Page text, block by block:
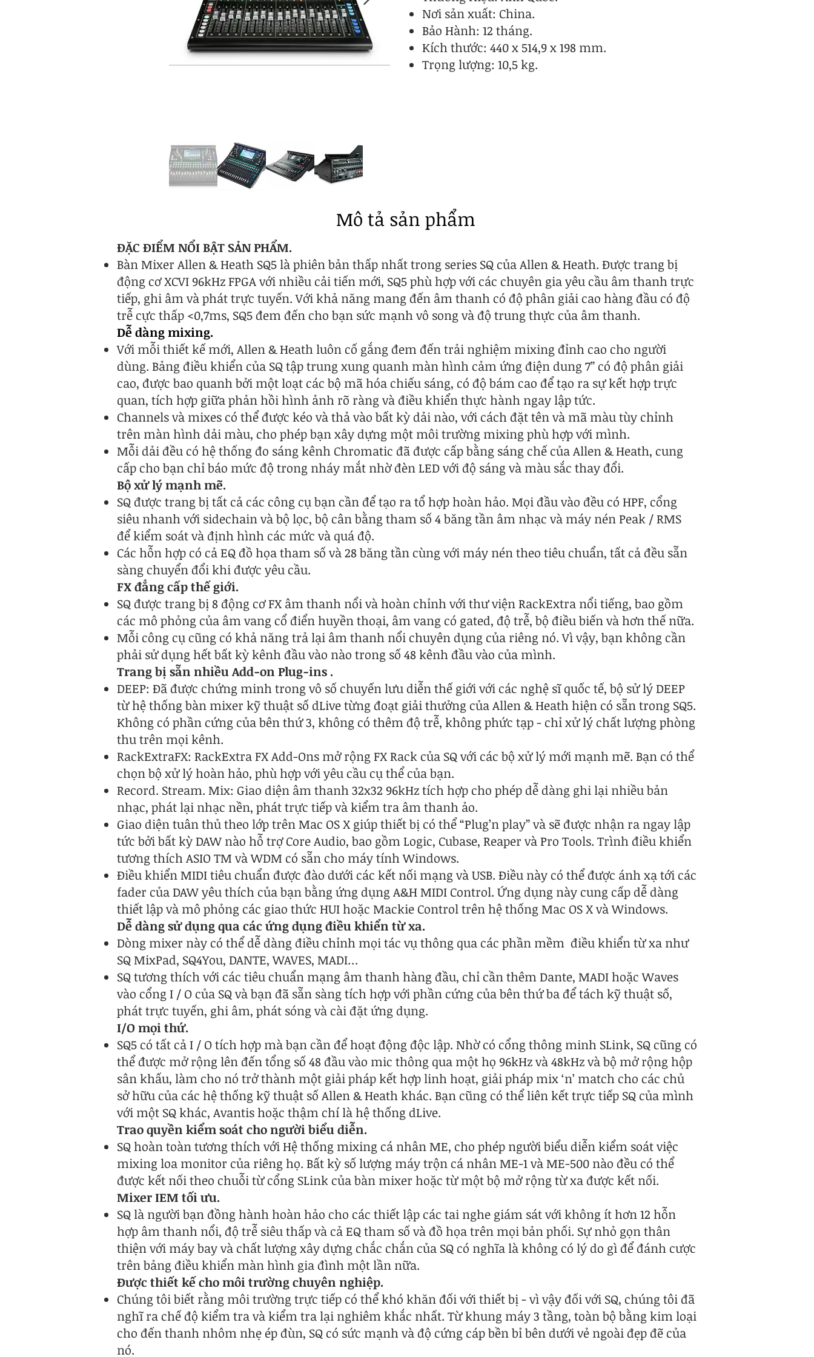
Nơi sản xuất: China.
Bảo Hành: 12 tháng.
Kích thước: 440 x 514,9 x 198 mm.
Trọng lượng: 10,5 kg.
Mô tả sản phẩm
ĐẶC ĐIỂM NỔI BẬT SẢN PHẨM.
Bàn Mixer Allen & Heath SQ5 là phiên bản thấp nhất trong series SQ của Allen & Heath. Được trang bị
động cơ XCVI 96kHz FPGA với nhiều cải tiến mới, SQ5 phù hợp với các chuyên gia yêu cầu âm thanh trực
tiếp, ghi âm và phát trực tuyến. Với khả năng mang đến âm thanh có độ phân giải cao hàng đầu có độ
trễ cực thấp <0,7ms, SQ5 đem đến cho bạn sức mạnh vô song và độ trung thực của âm thanh.
Dễ dàng mixing.
Với mỗi thiết kế mới, Allen & Heath luôn cố gắng đem đến trải nghiệm mixing đỉnh cao cho người
dùng. Bảng điều khiển của SQ tập trung xung quanh màn hình cảm ứng điện dung 7” có độ phân giải
cao, được bao quanh bởi một loạt các bộ mã hóa chiếu sáng, có độ bám cao để tạo ra sự kết hợp trực
quan, tích hợp giữa phản hồi hình ảnh rõ ràng và điều khiển thực hành ngay lập tức.
Channels và mixes có thể được kéo và thả vào bất kỳ dải nào, với cách đặt tên và mã màu tùy chỉnh
trên màn hình dải màu, cho phép bạn xây dựng một môi trường mixing phù hợp với mình.
Mỗi dải đều có hệ thống đo sáng kênh Chromatic đã được cấp bằng sáng chế của Allen & Heath, cung
cấp cho bạn chỉ báo mức độ trong nháy mắt nhờ đèn LED với độ sáng và màu sắc thay đổi.
Bộ xử lý mạnh mẽ.
SQ được trang bị tất cả các công cụ bạn cần để tạo ra tổ hợp hoàn hảo. Mọi đầu vào đều có HPF, cổng
siêu nhanh với sidechain và bộ lọc, bộ cân bằng tham số 4 băng tần âm nhạc và máy nén Peak / RMS
để kiểm soát và định hình các mức và quá độ.
Các hỗn hợp có cả EQ đồ họa tham số và 28 băng tần cùng với máy nén theo tiêu chuẩn, tất cả đều sẵn
sàng chuyển đổi khi được yêu cầu.
FX đẳng cấp thế giới.
SQ được trang bị 8 động cơ FX âm thanh nổi và hoàn chỉnh với thư viện RackExtra nổi tiếng, bao gồm
các mô phỏng của âm vang cổ điển huyền thoại, âm vang có gated, độ trễ, bộ điều biến và hơn thế nữa.
Mỗi công cụ cũng có khả năng trả lại âm thanh nổi chuyên dụng của riêng nó. Vì vậy, bạn không cần
phải sử dụng hết bất kỳ kênh đầu vào nào trong số 48 kênh đầu vào của mình.
Trang bị sẵn nhiều Add-on Plug-ins .
DEEP: Đã được chứng minh trong vô số chuyến lưu diễn thế giới với các nghệ sĩ quốc tế, bộ sử lý DEEP
từ hệ thống bàn mixer kỹ thuật số dLive từng đoạt giải thưởng của Allen & Heath hiện có sẵn trong SQ5.
Không có phần cứng của bên thứ 3, không có thêm độ trễ, không phức tạp - chỉ xử lý chất lượng phòng
thu trên mọi kênh.
RackExtraFX: RackExtra FX Add-Ons mở rộng FX Rack của SQ với các bộ xử lý mới mạnh mẽ. Bạn có thể
chọn bộ xử lý hoàn hảo, phù hợp với yêu cầu cụ thể của bạn.
Record. Stream. Mix: Giao diện âm thanh 32x32 96kHz tích hợp cho phép dễ dàng ghi lại nhiều bản
nhạc, phát lại nhạc nền, phát trực tiếp và kiểm tra âm thanh ảo.
Giao diện tuân thủ theo lớp trên Mac OS X giúp thiết bị có thể “Plug’n play” và sẽ được nhận ra ngay lập
tức bởi bất kỳ DAW nào hỗ trợ Core Audio, bao gồm Logic, Cubase, Reaper và Pro Tools. Trình điều khiển
tương thích ASIO TM và WDM có sẵn cho máy tính Windows.
Điều khiển MIDI tiêu chuẩn được đào dưới các kết nối mạng và USB. Điều này có thể được ánh xạ tới các
fader của DAW yêu thích của bạn bằng ứng dụng A&H MIDI Control. Ứng dụng này cung cấp dễ dàng
thiết lập và mô phỏng các giao thức HUI hoặc Mackie Control trên hệ thống Mac OS X và Windows.
Dễ dàng sử dụng qua các ứng dụng điều khiển từ xa.
Dòng mixer này có thể dễ dàng điều chỉnh mọi tác vụ thông qua các phần mềm điều khiển từ xa như
SQ MixPad, SQ4You, DANTE, WAVES, MADI…
SQ tương thích với các tiêu chuẩn mạng âm thanh hàng đầu, chỉ cần thêm Dante, MADI hoặc Waves
vào cổng I / O của SQ và bạn đã sẵn sàng tích hợp với phần cứng của bên thứ ba để tách kỹ thuật số,
phát trực tuyến, ghi âm, phát sóng và cài đặt ứng dụng.
I/O mọi thứ.
SQ5 có tất cả I / O tích hợp mà bạn cần để hoạt động độc lập. Nhờ có cổng thông minh SLink, SQ cũng có
thể được mở rộng lên đến tổng số 48 đầu vào mic thông qua một họ 96kHz và 48kHz và bộ mở rộng hộp
sân khấu, làm cho nó trở thành một giải pháp kết hợp linh hoạt, giải pháp mix ‘n’ match cho các chủ
sở hữu của các hệ thống kỹ thuật số Allen & Heath khác. Bạn cũng có thể liên kết trực tiếp SQ của mình
với một SQ khác, Avantis hoặc thậm chí là hệ thống dLive.
Trao quyền kiểm soát cho người biểu diễn.
SQ hoàn toàn tương thích với Hệ thống mixing cá nhân ME, cho phép người biểu diễn kiểm soát việc
mixing loa monitor của riêng họ. Bất kỳ số lượng máy trộn cá nhân ME-1 và ME-500 nào đều có thể
được kết nối theo chuỗi từ cổng SLink của bàn mixer hoặc từ một bộ mở rộng từ xa được kết nối.
Mixer IEM tối ưu.
SQ là người bạn đồng hành hoàn hảo cho các thiết lập các tai nghe giám sát với không ít hơn 12 hỗn
hợp âm thanh nổi, độ trễ siêu thấp và cả EQ tham số và đồ họa trên mọi bản phối. Sự nhỏ gọn thân
thiện với máy bay và chất lượng xây dựng chắc chắn của SQ có nghĩa là không có lý do gì để đánh cược
trên bảng điều khiển màn hình gia đình một lần nữa.
Được thiết kế cho môi trường chuyên nghiệp.
Chúng tôi biết rằng môi trường trực tiếp có thể khó khăn đối với thiết bị - vì vậy đối với SQ, chúng tôi đã
nghĩ ra chế độ kiểm tra và kiểm tra lại nghiêm khắc nhất. Từ khung máy 3 tầng, toàn bộ bằng kim loại
cho đến thanh nhôm nhẹ ép đùn, SQ có sức mạnh và độ cứng cáp bền bỉ bên dưới vẻ ngoài đẹp đẽ của
nó.